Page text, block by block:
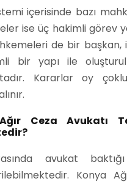
içerisinde bazı
ise üç hakimli görev
de bir başkan,
bir yapı ile
Kararlar oy
Ceza Avukatı
avukat
Konya